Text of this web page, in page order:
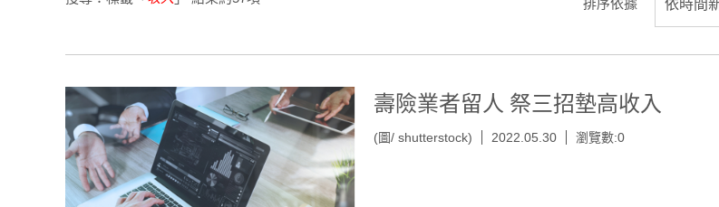
排序依據
壽險業者留人 祭三招墊高收入
(圖/ shutterstock) 2022.05.30 瀏覽數:0